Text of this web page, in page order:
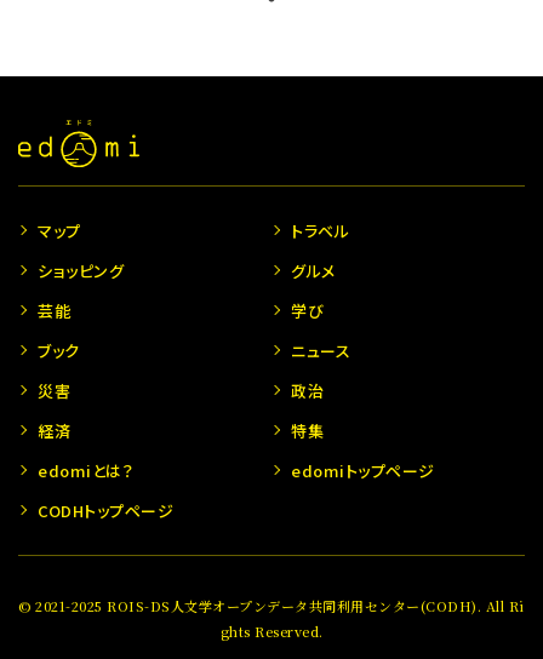
マップ
トラベル
ショッピング
グルメ
芸能
学び
ブック
ニュース
災害
政治
経済
特集
edomiとは？
edomiトップページ
CODHトップページ
© 2021-2025 ROIS-DS人文学オープンデータ共同利用センター(CODH). All Ri
ghts Reserved.